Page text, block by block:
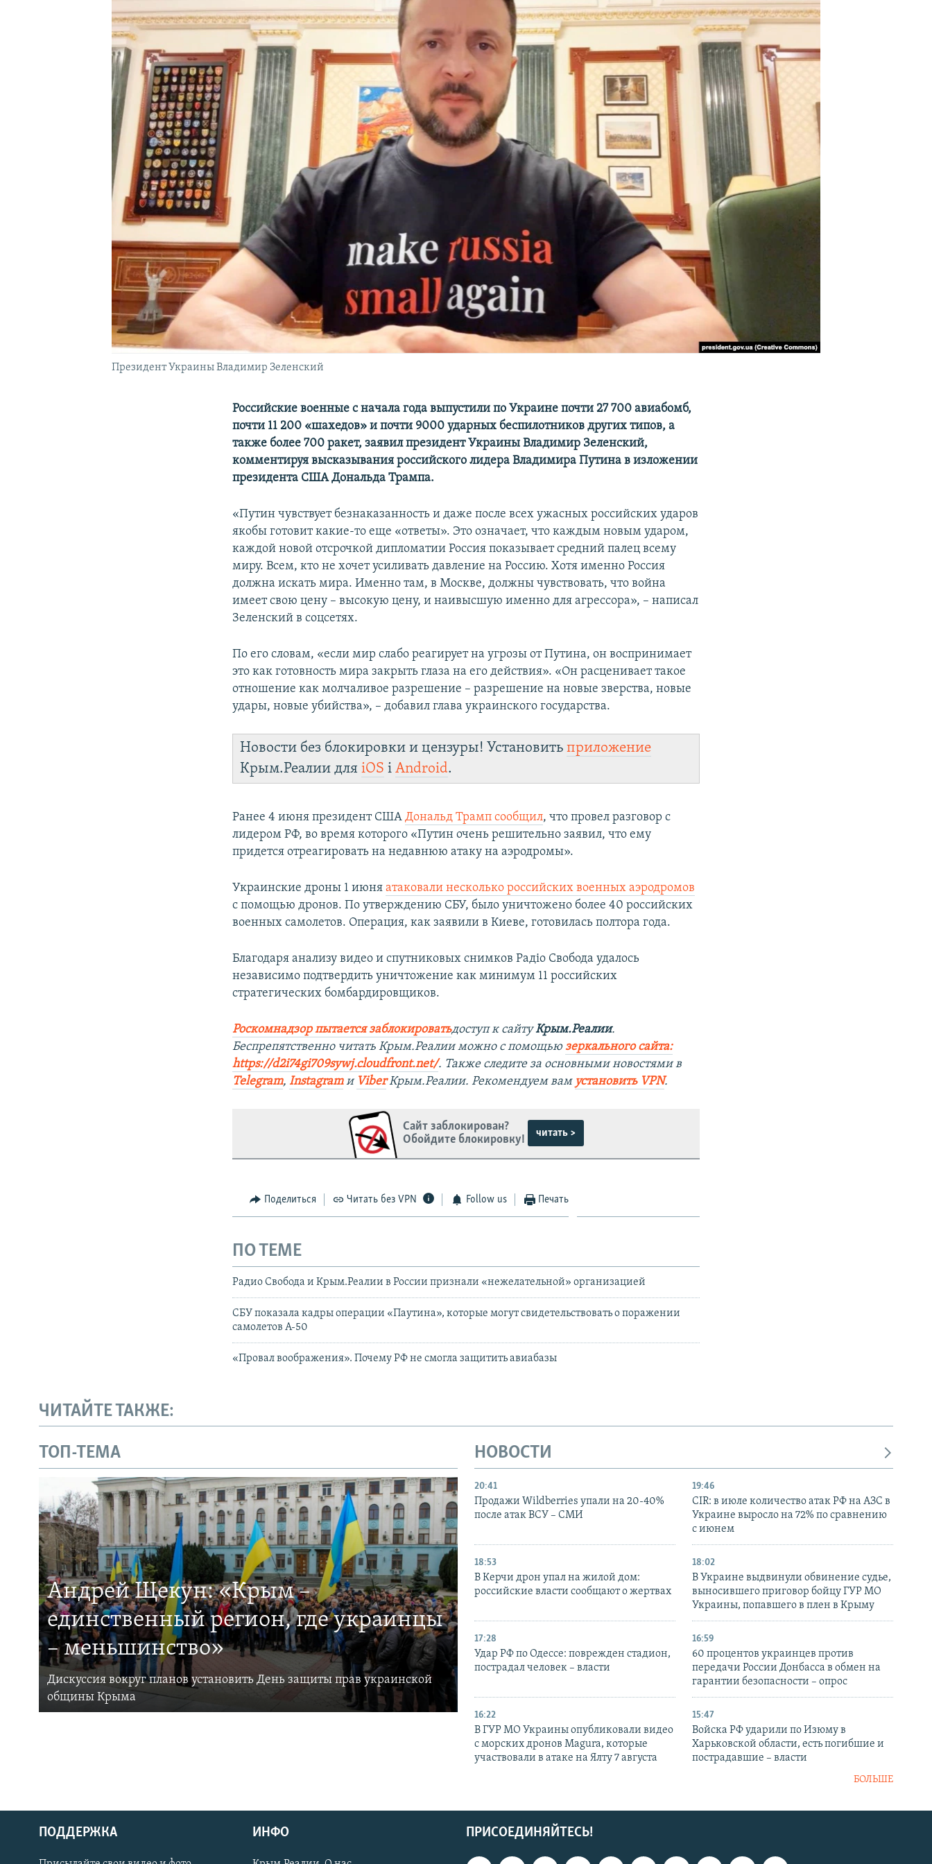
КРЫМ.НЕПОКОРЕННЫЙ
УКРАИНСКАЯ ПРОБЛЕМА КРЫМА
Українською
Президент Украины Владимир Зеленский
Российские военные с начала года выпустили по Украине почти 27 700 авиабомб,
почти 11 200 «шахедов» и почти 9000 ударных беспилотников других типов, а
также более 700 ракет, заявил президент Украины Владимир Зеленский,
комментируя высказывания российского лидера Владимира Путина в изложении
президента США Дональда Трампа.
«Путин чувствует безнаказанность и даже после всех ужасных российских ударов
якобы готовит какие-то еще «ответы». Это означает, что каждым новым ударом,
каждой новой отсрочкой дипломатии Россия показывает средний палец всему
миру. Всем, кто не хочет усиливать давление на Россию. Хотя именно Россия
должна искать мира. Именно там, в Москве, должны чувствовать, что война
имеет свою цену – высокую цену, и наивысшую именно для агрессора», – написал
Зеленский в соцсетях.
По его словам, «если мир слабо реагирует на угрозы от Путина, он воспринимает
это как готовность мира закрыть глаза на его действия». «Он расценивает такое
отношение как молчаливое разрешение – разрешение на новые зверства, новые
удары, новые убийства», – добавил глава украинского государства.
Новости без блокировки и цензуры! Установитьприложение
Крым.Реалии дляiOS іAndroid.
Ранее 4 июня президент СШАДональд Трамп сообщил, что провел разговор с
лидером РФ, во время которого «Путин очень решительно заявил, что ему
придется отреагировать на недавнюю атаку на аэродромы».
Украинские дроны 1 июняатаковали несколько российских военных аэродромов
с помощью дронов. По утверждению СБУ, было уничтожено более 40 российских
военных самолетов. Операция, как заявили в Киеве, готовилась полтора года.
Благодаря анализу видео и спутниковых снимков Радіо Свобода удалось
независимо подтвердить уничтожение как минимум 11 российских
стратегических бомбардировщиков.
Роскомнадзор пытается заблокироватьдоступ к сайтуКрым.Реалии.
Беспрепятственно читать Крым.Реалии можно с помощьюзеркального сайта:
https://d2i74gi709sywj.cloudfront.net/. Также следите за основными новостями в
Telegram,Instagramи ViberКрым.Реалии. Рекомендуем вам установить VPN.
Сайт заблокирован?
Обойдите блокировку!
читать >
Поделиться Читать без VPN Follow us Печать
ПО ТЕМЕ
Радио Свобода и Крым.Реалии в России признали «нежелательной» организацией
СБУ показала кадры операции «Паутина», которые могут свидетельствовать о поражении
самолетов А-50
«Провал воображения». Почему РФ не смогла защитить авиабазы
ЧИТАЙТЕ ТАКЖЕ:
ТОП-ТЕМА
Андрей Щекун: «Крым –
единственный регион, где украинцы
– меньшинство»
Дискуссия вокруг планов установить День защиты прав украинской
общины Крыма
НОВОСТИ
20:41
Продажи Wildberries упали на 20-40%
после атак ВСУ – СМИ
19:46
CIR: в июле количество атак РФ на АЗС в
Украине выросло на 72% по сравнению
с июнем
18:53
В Керчи дрон упал на жилой дом:
российские власти сообщают о жертвах
18:02
В Украине выдвинули обвинение судье,
выносившего приговор бойцу ГУР МО
Украины, попавшего в плен в Крыму
17:28
Удар РФ по Одессе: поврежден стадион,
пострадал человек – власти
16:59
60 процентов украинцев против
передачи России Донбасса в обмен на
гарантии безопасности – опрос
16:22
В ГУР МО Украины опубликовали видео
с морских дронов Magura, которые
участвовали в атаке на Ялту 7 августа
15:47
Войска РФ ударили по Изюму в
Харьковской области, есть погибшие и
пострадавшие – власти
БОЛЬШЕ
ПРИСОЕДИНЯЙТЕСЬ!
ПОДДЕРЖКА ИНФО